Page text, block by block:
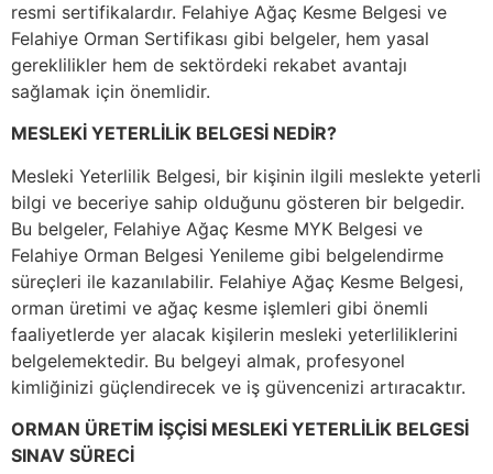
resmi sertifikalardır. Felahiye Ağaç Kesme Belgesi ve
Felahiye Orman Sertifikası gibi belgeler, hem yasal
gereklilikler hem de sektördeki rekabet avantajı
sağlamak için önemlidir.
MESLEKİ YETERLİLİK BELGESİ NEDİR?
Mesleki Yeterlilik Belgesi, bir kişinin ilgili meslekte yeterli
bilgi ve beceriye sahip olduğunu gösteren bir belgedir.
Bu belgeler, Felahiye Ağaç Kesme MYK Belgesi ve
Felahiye Orman Belgesi Yenileme gibi belgelendirme
süreçleri ile kazanılabilir. Felahiye Ağaç Kesme Belgesi,
orman üretimi ve ağaç kesme işlemleri gibi önemli
faaliyetlerde yer alacak kişilerin mesleki yeterliliklerini
belgelemektedir. Bu belgeyi almak, profesyonel
kimliğinizi güçlendirecek ve iş güvencenizi artıracaktır.
ORMAN ÜRETİM İŞÇİSİ MESLEKİ YETERLİLİK BELGESİ
SINAV SÜRECİ